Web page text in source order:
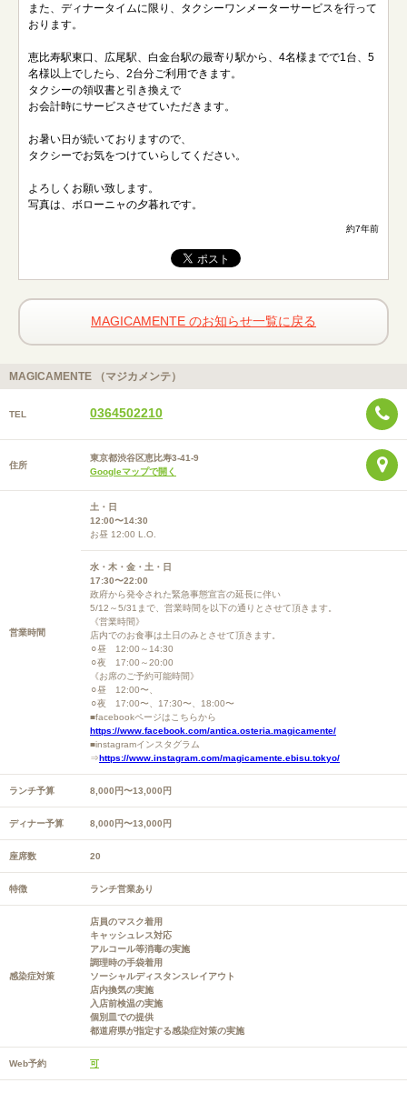
また、ディナータイムに限り、タクシーワンメーターサービスを行って
おります。
恵比寿駅東口、広尾駅、白金台駅の最寄り駅から、4名様までで1台、5
名様以上でしたら、2台分ご利用できます。
タクシーの領収書と引き換えで
お会計時にサービスさせていただきます。
お暑い日が続いておりますので、
タクシーでお気をつけていらしてください。
よろしくお願い致します。
写真は、ボローニャの夕暮れです。
約7年前
MAGICAMENTE のお知らせ一覧に戻る
MAGICAMENTE （マジカメンテ）
TEL 0364502210
住所
東京都渋谷区恵比寿3-41-9
Googleマップで開く
営業時間
土・日
12:00〜14:30
お昼 12:00 L.O.
水・木・金・土・日
17:30〜22:00
政府から発令された緊急事態宣言の延長に伴い
5/12～5/31まで、営業時間を以下の通りとさせて頂きます。
《営業時間》
店内でのお食事は土日のみとさせて頂きます。
⚪︎昼 12:00～14:30
⚪︎夜 17:00～20:00
《お席のご予約可能時間》
⚪︎昼 12:00〜、
⚪︎夜 17:00〜、17:30〜、18:00〜
■facebookページはこちらから
https://www.facebook.com/antica.osteria.magicamente/
■instagramインスタグラム
⇒https://www.instagram.com/magicamente.ebisu.tokyo/
ランチ予算 8,000円〜13,000円
ディナー予算 8,000円〜13,000円
座席数 20
特徴 ランチ営業あり
感染症対策
店員のマスク着用
キャッシュレス対応
アルコール等消毒の実施
調理時の手袋着用
ソーシャルディスタンスレイアウト
店内換気の実施
入店前検温の実施
個別皿での提供
都道府県が指定する感染症対策の実施
Web予約 可